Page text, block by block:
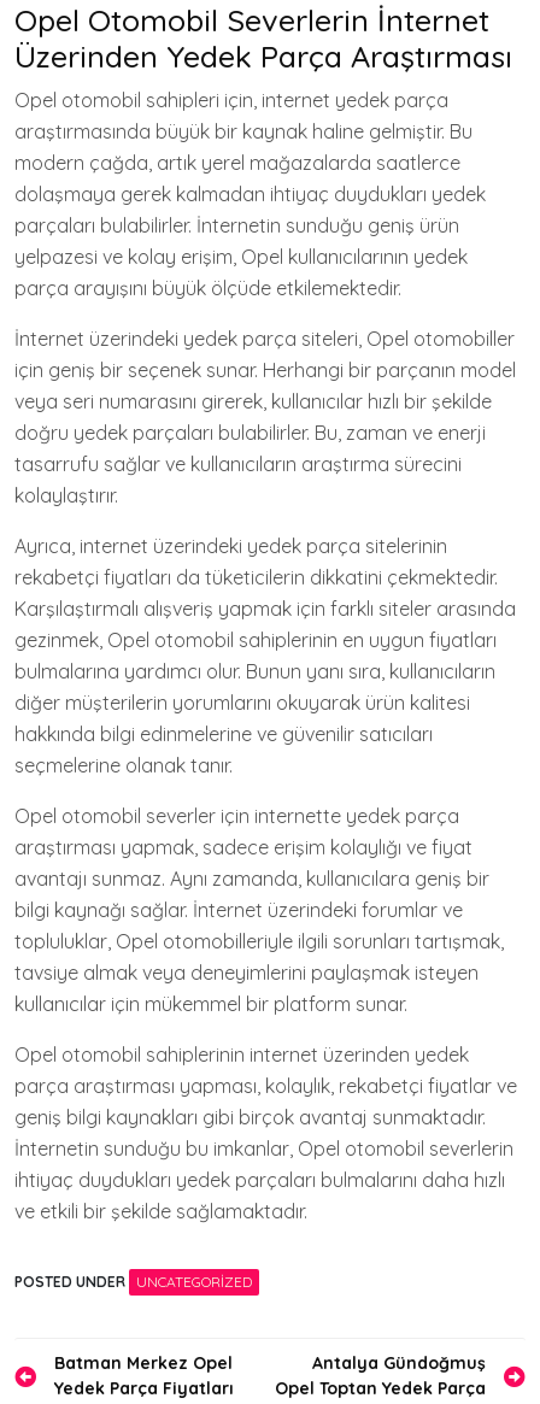
Opel Otomobil Severlerin İnternet
Üzerinden Yedek Parça Araştırması
Opel otomobil sahipleri için, internet yedek parça
araştırmasında büyük bir kaynak haline gelmiştir. Bu
modern çağda, artık yerel mağazalarda saatlerce
dolaşmaya gerek kalmadan ihtiyaç duydukları yedek
parçaları bulabilirler. İnternetin sunduğu geniş ürün
yelpazesi ve kolay erişim, Opel kullanıcılarının yedek
parça arayışını büyük ölçüde etkilemektedir.
İnternet üzerindeki yedek parça siteleri, Opel otomobiller
için geniş bir seçenek sunar. Herhangi bir parçanın model
veya seri numarasını girerek, kullanıcılar hızlı bir şekilde
doğru yedek parçaları bulabilirler. Bu, zaman ve enerji
tasarrufu sağlar ve kullanıcıların araştırma sürecini
kolaylaştırır.
Ayrıca, internet üzerindeki yedek parça sitelerinin
rekabetçi fiyatları da tüketicilerin dikkatini çekmektedir.
Karşılaştırmalı alışveriş yapmak için farklı siteler arasında
gezinmek, Opel otomobil sahiplerinin en uygun fiyatları
bulmalarına yardımcı olur. Bunun yanı sıra, kullanıcıların
diğer müşterilerin yorumlarını okuyarak ürün kalitesi
hakkında bilgi edinmelerine ve güvenilir satıcıları
seçmelerine olanak tanır.
Opel otomobil severler için internette yedek parça
araştırması yapmak, sadece erişim kolaylığı ve fiyat
avantajı sunmaz. Aynı zamanda, kullanıcılara geniş bir
bilgi kaynağı sağlar. İnternet üzerindeki forumlar ve
topluluklar, Opel otomobilleriyle ilgili sorunları tartışmak,
tavsiye almak veya deneyimlerini paylaşmak isteyen
kullanıcılar için mükemmel bir platform sunar.
Opel otomobil sahiplerinin internet üzerinden yedek
parça araştırması yapması, kolaylık, rekabetçi fiyatlar ve
geniş bilgi kaynakları gibi birçok avantaj sunmaktadır.
İnternetin sunduğu bu imkanlar, Opel otomobil severlerin
ihtiyaç duydukları yedek parçaları bulmalarını daha hızlı
ve etkili bir şekilde sağlamaktadır.
POSTED UNDER UNCATEGORIZED
YazıBatman Merkez Opel
Yedek Parça Fiyatları
Antalya Gündoğmuş
Opel Toptan Yedek Parça